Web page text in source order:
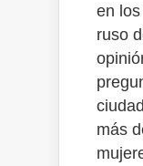
en
ruso
más